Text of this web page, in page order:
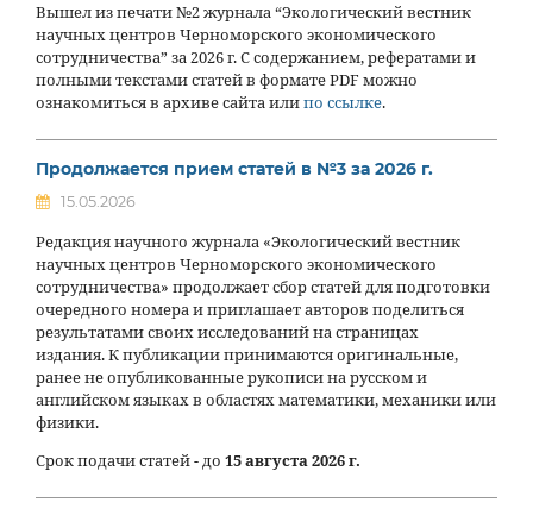
Вышел из печати №2 журнала “Экологический вестник
научных центров Черноморского экономического
сотрудничества” за 2026 г. С содержанием, рефератами и
полными текстами статей в формате PDF можно
ознакомиться в архиве сайта илипо ссылке.
Продолжается прием статей в №3 за 2026 г.
15.05.2026
Редакция научного журнала «Экологический вестник
научных центров Черноморского экономического
сотрудничества» продолжает сбор статей для подготовки
очередного номера и приглашает авторов поделиться
результатами своих исследований на страницах
издания. К публикации принимаются оригинальные,
ранее не опубликованные рукописи на русском и
английском языках в областях математики, механики или
физики.
Срок подачи статей - до 15 августа 2026 г.